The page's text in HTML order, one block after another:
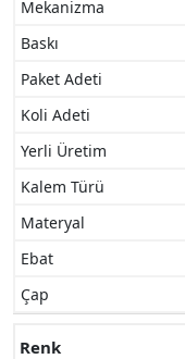
Mekanizma
Baskı
Paket Adeti
Koli Adeti
Yerli Üretim
Kalem Türü
Materyal
Ebat
Çap
Renk